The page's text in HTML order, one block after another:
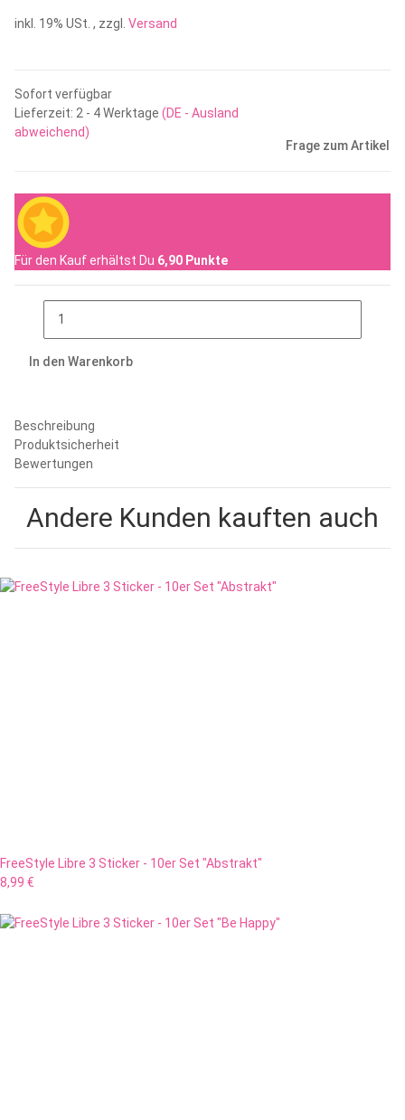
inkl. 19% USt. , zzgl. Versand
Sofort verfügbar
Lieferzeit: 2 - 4 Werktage (DE - Ausland
abweichend)
Frage zum Artikel
Für den Kauf erhältst Du 6,90 Punkte
In den Warenkorb
Beschreibung
Produktsicherheit
Bewertungen
Andere Kunden kauften auch
FreeStyle Libre 3 Sticker - 10er Set "Abstrakt"
8,99 €